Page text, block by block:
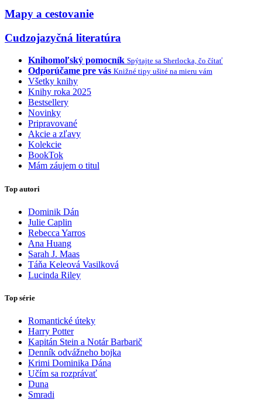
Mapy a cestovanie
Cudzojazyčná literatúra
Knihomoľský pomocník Spýtajte sa Sherlocka, čo čítať
Odporúčame pre vás Knižné tipy ušité na mieru vám
Všetky knihy
Knihy roka 2025
Bestsellery
Novinky
Pripravované
Akcie a zľavy
Kolekcie
BookTok
Mám záujem o titul
Top autori
Dominik Dán
Julie Caplin
Rebecca Yarros
Ana Huang
Sarah J. Maas
Táňa Keleová Vasilková
Lucinda Riley
Top série
Romantické úteky
Harry Potter
Kapitán Stein a Notár Barbarič
Denník odvážneho bojka
Krimi Dominika Dána
Učím sa rozprávať
Duna
Smradi